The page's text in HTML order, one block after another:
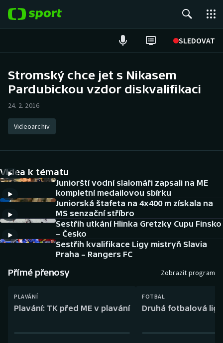
SLEDOVAT
Hokej
Atletika
DALŠÍ SPORTY
Americký fotbal
Baseball a softbal
Biatlon
Boby a skeleton
NEPŘEHLÉDNĚTE
Historické návraty
Aplikace ČT sport
AZ kvíz
Stromský chce jet s Nikasem
Pardubickou vzdor diskvalifikaci
24. 2. 2016
Videoarchiv
Videa k tématu
Juniorští vodní slalomáři zapsali na ME
kompletní medailovou sbírku
Juniorská štafeta na 4x400 m získala na
MS senzační stříbro
Sestřih utkání Hlinka Gretzky Cupu Finsko
– Česko
Sestřih kvalifikace Ligy mistryň Slavia
Praha – Rangers FC
Přímé přenosy Zobrazit program
PLAVÁNÍ
Plavání: TK před ME v plavání
FOTBAL
Druhá fotbalová